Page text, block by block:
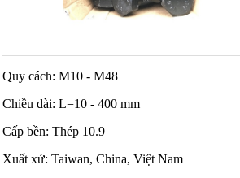
Quy cách: M10 - M48
Chiều dài: L=10 - 400 mm
Cấp bền: Thép 10.9
Xuất xứ: Taiwan, China, Việt Nam